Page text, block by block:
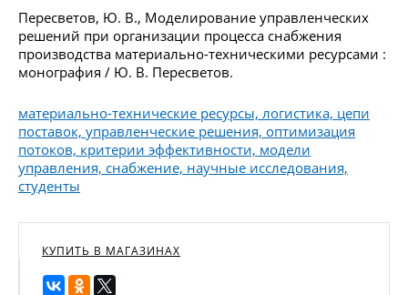
Пересветов, Ю. В., Моделирование управленческих
решений при организации процесса снабжения
производства материально-техническими ресурсами :
монография / Ю. В. Пересветов.
материально-технические ресурсы, логистика, цепи
поставок, управленческие решения, оптимизация
потоков, критерии эффективности, модели
управления, снабжение, научные исследования,
студенты
КУПИТЬ В МАГАЗИНАХ